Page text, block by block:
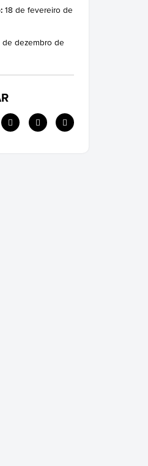
18 de fevereiro de
de dezembro de